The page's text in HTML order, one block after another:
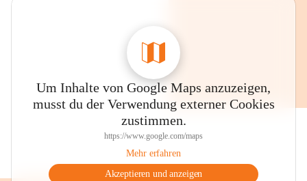
Um Inhalte von Google Maps anzuzeigen,
musst du der Verwendung externer Cookies
zustimmen.
https://www.google.com/maps
Mehr erfahren
Akzeptieren und anzeigen